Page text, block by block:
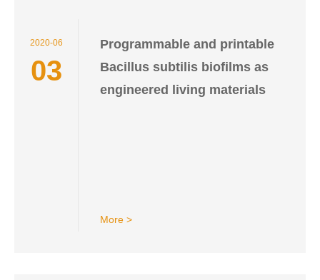
2020-06
03
Programmable and printable
Bacillus subtilis biofilms as
engineered living materials
More >